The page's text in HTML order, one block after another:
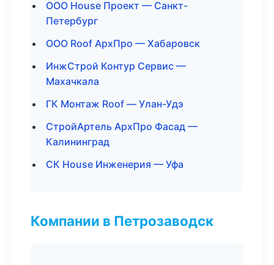
ООО House Проект — Санкт-
Петербург
ООО Roof АрхПро — Хабаровск
ИнжСтрой Контур Сервис —
Махачкала
ГК Монтаж Roof — Улан-Удэ
СтройАртель АрхПро Фасад —
Калининград
СК House Инженерия — Уфа
Компании в Петрозаводск